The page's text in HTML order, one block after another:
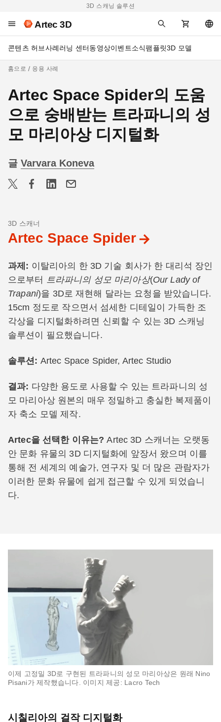
3D 스캐닝 솔루션
Artec 3D
콘텐츠 허브사례러닝 센터동영상이벤트소식팸플릿3D 모델
홈으로 응용 사례
Artec Space Spider의 도움
으로 숭배받는 트라파니의 성
모 마리아상 디지털화
글 Varvara Koneva
3D 스캐너
Artec Space Spider
과제: 이탈리아의 한 3D 기술 회사가 한 대리석 장인
으로부터 트라파니의 성모 마리아상(Our Lady of
Trapani)을 3D로 재현해 달라는 요청을 받았습니다.
15cm 정도로 작으면서 섬세한 디테일이 가득한 조
각상을 디지털화하려면 신뢰할 수 있는 3D 스캐닝
솔루션이 필요했습니다.
솔루션: Artec Space Spider, Artec Studio
결과: 다양한 용도로 사용할 수 있는 트라파니의 성
모 마리아상 원본의 매우 정밀하고 충실한 복제품이
자 축소 모델 제작.
Artec을 선택한 이유는? Artec 3D 스캐너는 오랫동
안 문화 유물의 3D 디지털화에 앞장서 왔으며 이를
통해 전 세계의 예술가, 연구자 및 더 많은 관람자가
이러한 문화 유물에 쉽게 접근할 수 있게 되었습니
다.
이제 고정밀 3D로 구현된 트라파니의 성모 마리아상은 원래 Nino
Pisani가 제작했습니다. 이미지 제공: Lacro Tech
시칠리아의 걸작 디지털화